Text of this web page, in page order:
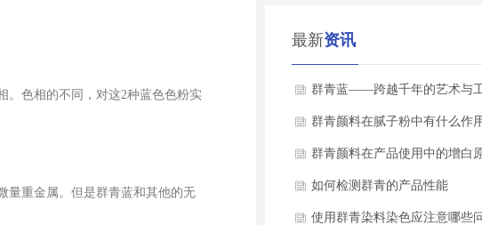
色相的不同，对这2种蓝色色粉实
量重金属。但是群青蓝和其他的无
最新资讯
群青蓝——跨越千年的艺术与
瑰宝
群青颜料在腻子粉中有什么作
群青颜料在产品使用中的增白
如何检测群青的产品性能
使用群青染料染色应注意哪些